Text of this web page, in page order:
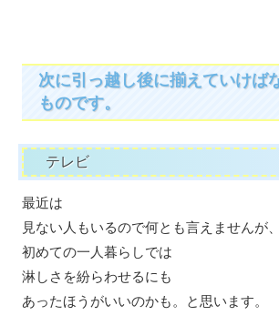
次に引っ越し後に揃えていけば
ものです。
テレビ
最近は
見ない人もいるので何とも言えませんが、
初めての一人暮らしでは
淋しさを紛らわせるにも
あったほうがいいのかも。と思います。